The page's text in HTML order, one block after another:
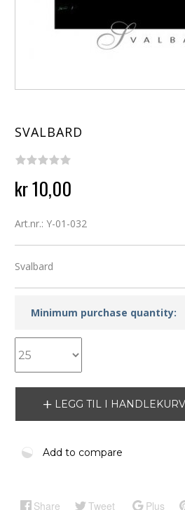
SVALBARD
kr 10,00
Art.nr.: Y-01-032
Svalbard
Minimum purchase quantity:
LEGG TIL I HANDLEKURV
Add to compare
Share Tweet Plus